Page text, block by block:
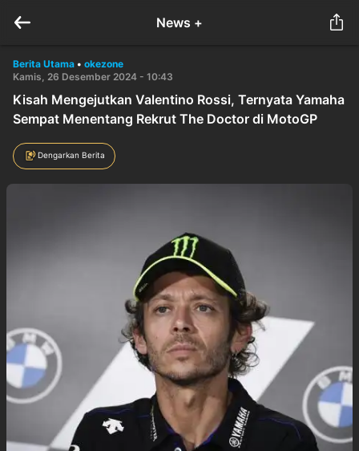
News +
Berita Utama • okezone
Kamis, 26 Desember 2024 - 10:43
Kisah Mengejutkan Valentino Rossi, Ternyata Yamaha
Sempat Menentang Rekrut The Doctor di MotoGP
Dengarkan Berita